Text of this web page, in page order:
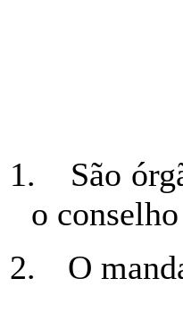
1.
São
o
2.
O